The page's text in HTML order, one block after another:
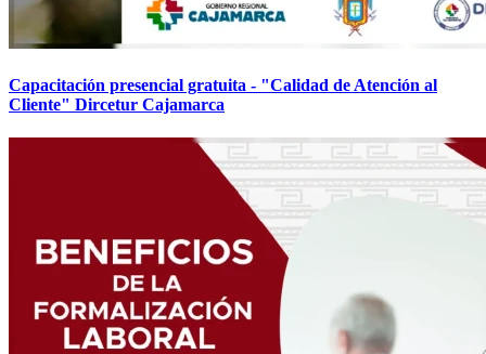
Capacitación presencial gratuita - "Calidad de Atención al
Cliente" Dircetur Cajamarca